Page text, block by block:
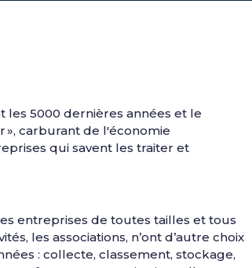
5000 dernières années et le
», carburant de l'économie
qui savent les traiter et
entreprises de toutes tailles et tous
les associations, n’ont d’autre choix
: collecte, classement, stockage,